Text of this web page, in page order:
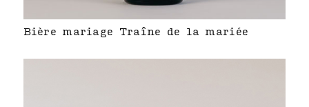
Bière mariage Traîne de la mariée